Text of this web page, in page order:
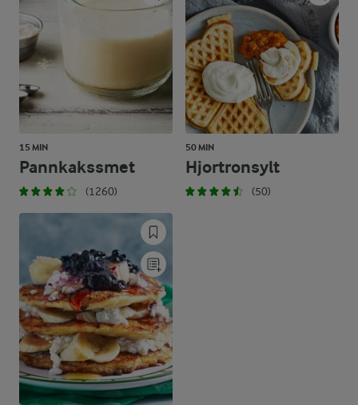
15 MIN
Pannkakssmet
(1260)
50 MIN
Hjortronsylt
(50)